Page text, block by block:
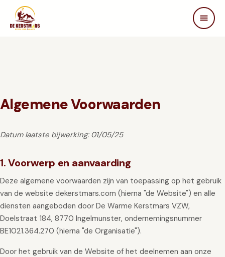
Beleving
Partners
In de media
GIFT INSCHRIJVEN
Algemene Voorwaarden
Datum laatste bijwerking: 01/05/25
1. Voorwerp en aanvaarding
Deze algemene voorwaarden zijn van toepassing op het gebruik
van de website dekerstmars.com (hierna "de Website") en alle
diensten aangeboden door De Warme Kerstmars VZW,
Doelstraat 184, 8770 Ingelmunster, ondernemingsnummer
BE1021.364.270 (hierna "de Organisatie").
Door het gebruik van de Website of het deelnemen aan onze